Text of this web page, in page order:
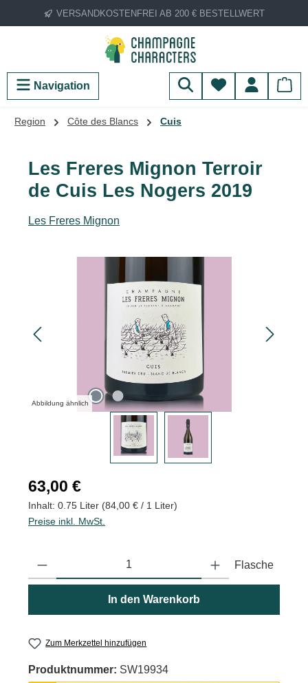
Zum Hauptinhalt springen
VERSANDKOSTENFREI AB 200 € BESTELLWERT
Navigation Du hast 0
Region Côte des Blancs Cuis
Les Freres Mignon Terroir
de Cuis Les Nogers 2019
Les Freres Mignon
Abbildung ähnlich
Regulärer Preis:
63,00 €
Inhalt: 0.75 Liter (84,00 € / 1 Liter)
Preise inkl. MwSt.
Produkt Anzahl: Gib den gewünschten Wert ein oder benutze
Flasche
In den Warenkorb
Zum Merkzettel hinzufügen
Produktnummer: SW19934